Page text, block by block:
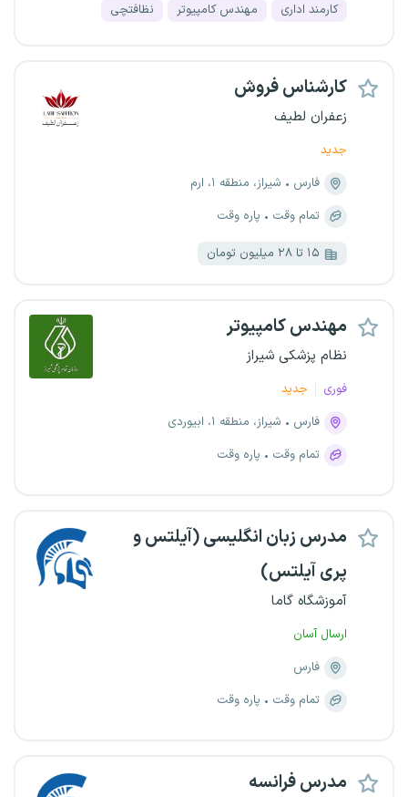
کارمند اداری مهندس کامپیوتر نظافتچی
کارشناس فروش
زعفران لطیف
جدید
فارس
شیراز، منطقه ۱، ارم
تمام وقت
پاره وقت
۱۵ تا ۲۸ میلیون تومان
مهندس کامپیوتر
نظام پزشکی شیراز
فوری
جدید
فارس
شیراز، منطقه ۱، ابیوردی
تمام وقت
پاره وقت
مدرس زبان انگلیسی (آیلتس و
پری آیلتس)
آموزشگاه گاما
ارسال آسان
فارس
تمام وقت
پاره وقت
مدرس فرانسه